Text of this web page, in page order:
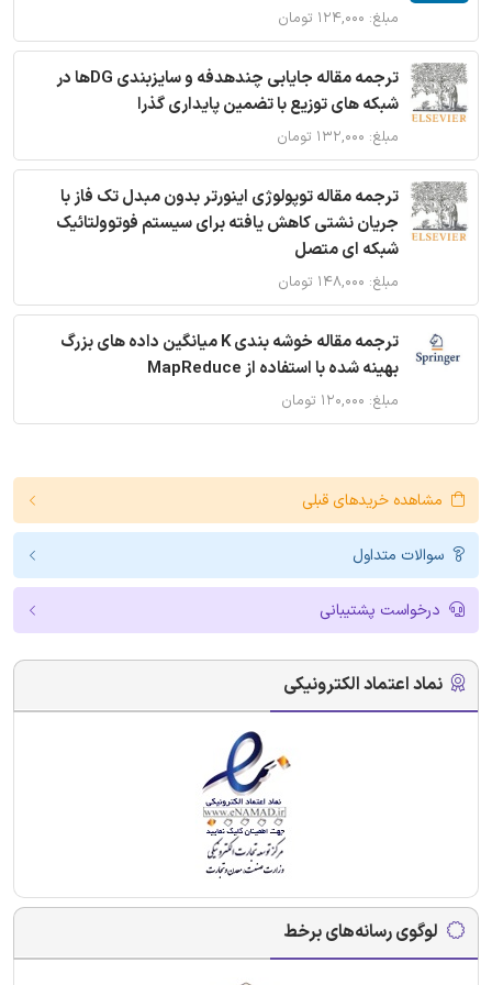
مبلغ: ۱۲۴,۰۰۰ تومان
ترجمه مقاله جایابی چندهدفه و سایزبندی DGها در
شبکه های توزیع با تضمین پایداری گذرا
مبلغ: ۱۳۲,۰۰۰ تومان
ترجمه مقاله توپولوژی اینورتر بدون مبدل تک فاز با
جریان نشتی کاهش یافته برای سیستم فوتوولتائیک
شبکه ای متصل
مبلغ: ۱۴۸,۰۰۰ تومان
ترجمه مقاله خوشه بندی K میانگین داده های بزرگ
بهینه شده با استفاده از MapReduce
مبلغ: ۱۲۰,۰۰۰ تومان
مشاهده خریدهای قبلی
سوالات متداول
درخواست پشتیبانی
نماد اعتماد الکترونیکی
لوگوی رسانه‌های برخط